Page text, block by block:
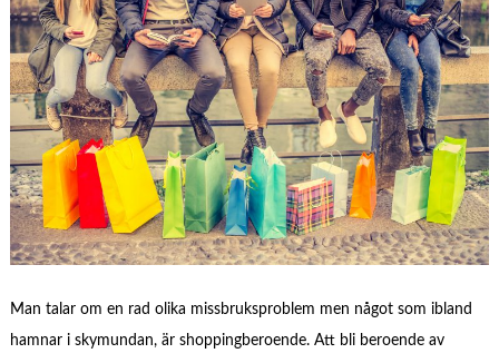
Man talar om en rad olika missbruksproblem men något som ibland
hamnar i skymundan, är shoppingberoende. Att bli beroende av